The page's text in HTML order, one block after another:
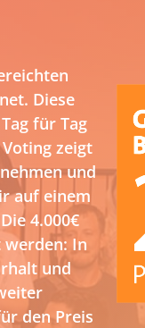
Diese
für Tag
zeigt
und
auf einem
4.000€
In
und
den Preis